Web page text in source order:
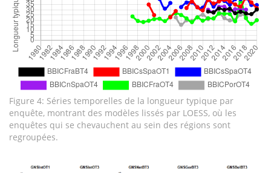
Figure 4: Séries temporelles de la longueur typique par
enquête, montrant des modèles lissés par LOESS, où les
enquêtes qui se chevauchent au sein des régions sont
regroupées.